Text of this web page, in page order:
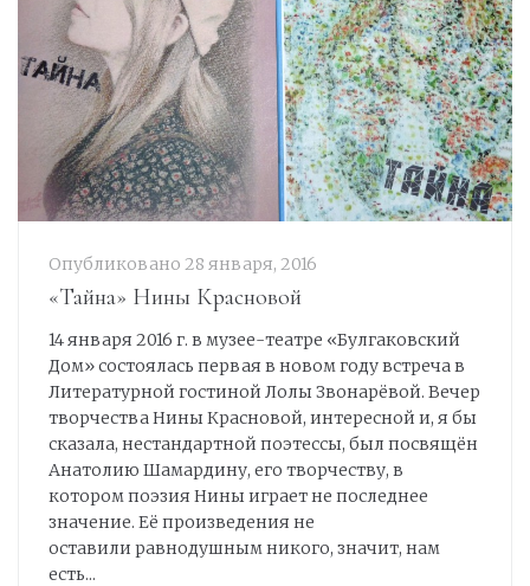
Опубликовано 28 января, 2016
«Тайна» Нины Красновой
14 января 2016 г. в музее-театре «Булгаковский
Дом» состоялась первая в новом году встреча в
Литературной гостиной Лолы Звонарёвой. Вечер
творчества Нины Красновой, интересной и, я бы
сказала, нестандартной поэтессы, был посвящён
Анатолию Шамардину, его творчеству, в
котором поэзия Нины играет не последнее
значение. Её произведения не
оставили равнодушным никого, значит, нам
есть...